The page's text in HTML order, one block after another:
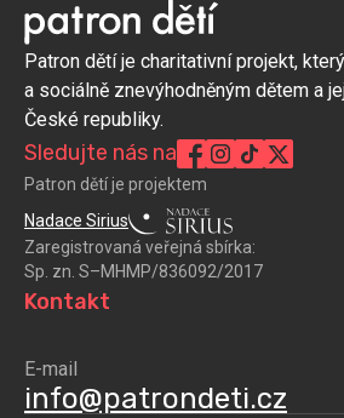
Patron dětí je charitativní projekt,
a sociálně znevýhodněným dětem a
České republiky.
Sledujte nás na
Patron dětí je projektem
Nadace Sirius
Zaregistrovaná veřejná sbírka:
Sp. zn. S–MHMP/836092/2017
Kontakt
E-mail
info@patrondeti.cz